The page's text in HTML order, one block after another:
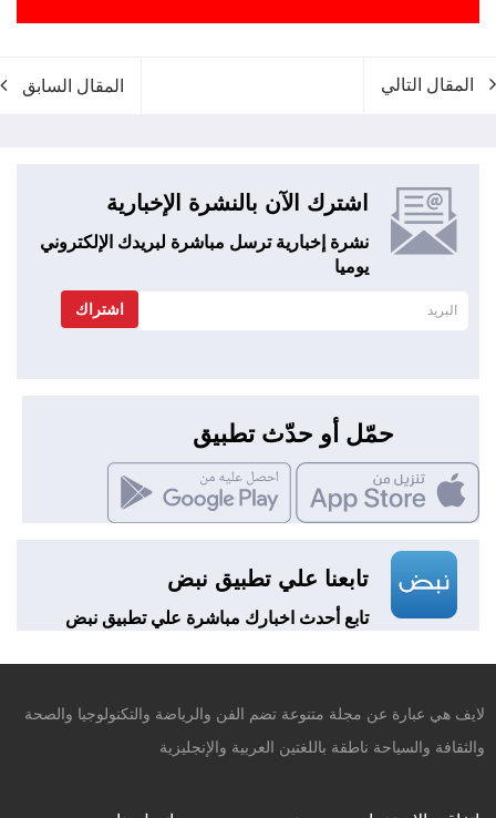
المقال التالي المقال السابق
اشترك الآن بالنشرة الإخبارية
نشرة إخبارية ترسل مباشرة لبريدك الإلكتروني
يوميا
اشتراك
حمّل أو حدّث تطبيق
تابعنا علي تطبيق نبض
تابع أحدث اخبارك مباشرة علي تطبيق نبض
لايف هي عبارة عن مجلة متنوعة تضم الفن والرياضة والتكنولوجيا والصحة
والثقافة والسياحة ناطقة باللغتين العربية والإنجليزية